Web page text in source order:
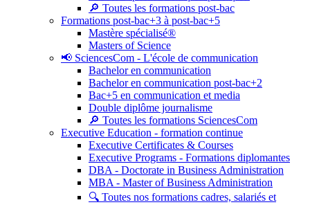
🔎 Toutes les formations post-bac
Formations post-bac+3 à post-bac+5
Mastère spécialisé®
Masters of Science
📢 SciencesCom - L'école de communication
Bachelor en communication
Bachelor en communication post-bac+2
Bac+5 en communication et media
Double diplôme journalisme
🔎 Toutes les formations SciencesCom
Executive Education - formation continue
Executive Certificates & Courses
Executive Programs - Formations diplomantes
DBA - Doctorate in Business Administration
MBA - Master of Business Administration
🔍 Toutes nos formations cadres, salariés et